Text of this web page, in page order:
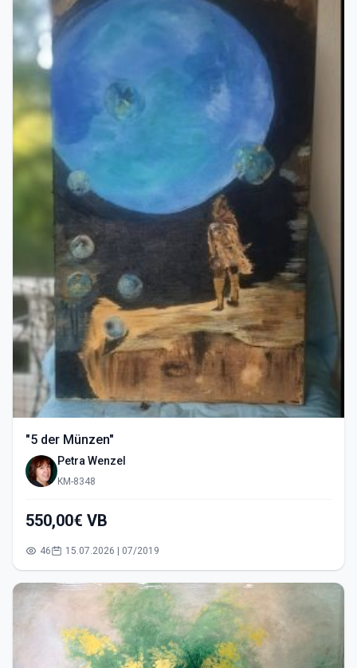
"5 der Münzen"
Petra Wenzel
KM-8348
550,00€ VB
46 15.07.2026 | 07/2019